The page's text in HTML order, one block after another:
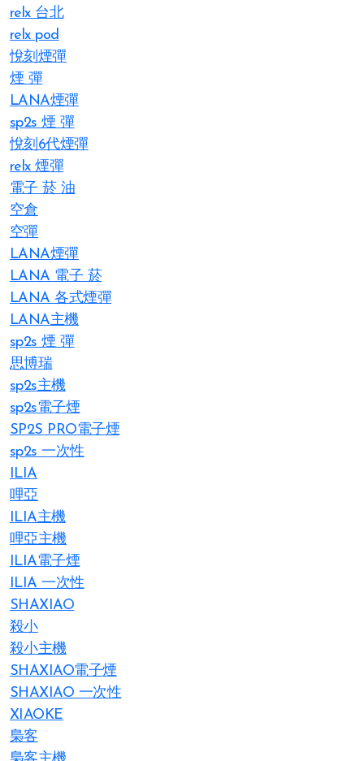
relx 台北
relx pod
悅刻煙彈
煙 彈
LANA煙彈
sp2s 煙 彈​
悅刻6代煙彈
relx 煙彈
電子 菸 油
空倉
空彈
LANA煙彈
LANA 電子 菸​
LANA 各式煙彈
LANA主機
sp2s 煙 彈​
思博瑞
sp2s主機
sp2s電子煙
SP2S PRO電子煙
sp2s 一次性
ILIA
哩亞
ILIA主機
哩亞主機
ILIA電子煙
ILIA 一次性
SHAXIAO
殺小
殺小主機
SHAXIAO電子煙
SHAXIAO 一次性
XIAOKE
梟客